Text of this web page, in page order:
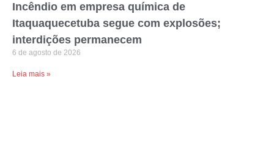
Incêndio em empresa química de
Itaquaquecetuba segue com explosões;
interdições permanecem
6 de agosto de 2026
Leia mais »